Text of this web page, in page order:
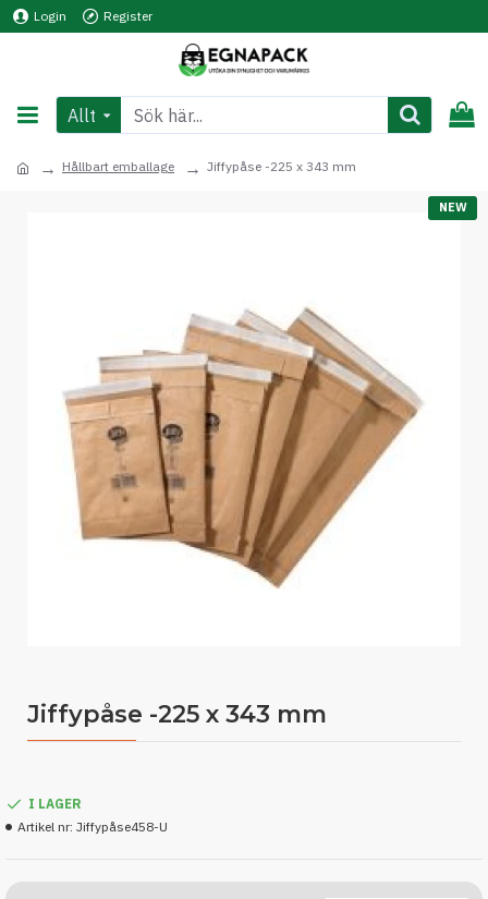
Login Register
Allt
Hållbart emballage Jiffypåse -225 x 343 mm
NEW
Jiffypåse -225 x 343 mm
I LAGER
Artikel nr: Jiffypåse458-U